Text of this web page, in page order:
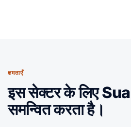
क्षमताएँ
इस सेक्टर के लिए
समन्वित करता है।